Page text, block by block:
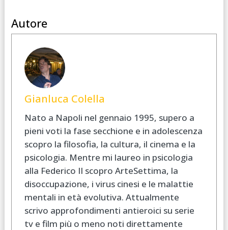
Autore
Gianluca Colella
Nato a Napoli nel gennaio 1995, supero a
pieni voti la fase secchione e in adolescenza
scopro la filosofia, la cultura, il cinema e la
psicologia. Mentre mi laureo in psicologia
alla Federico II scopro ArteSettima, la
disoccupazione, i virus cinesi e le malattie
mentali in età evolutiva. Attualmente
scrivo approfondimenti antieroici su serie
tv e film più o meno noti direttamente